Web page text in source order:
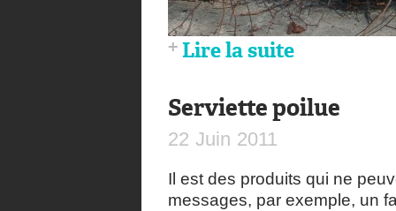
Lire la suite
Serviette poilue
22 Juin 2011
Il est des produits qui ne
messages, par exemple, un